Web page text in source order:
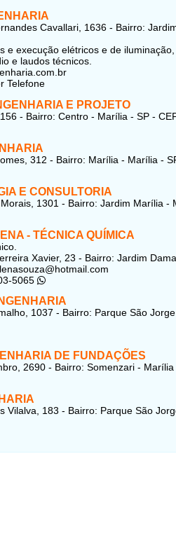
Cavallari, 1636 - Bairro:
e execução elétricos e de
e laudos técnicos.
Telefone
E PROJETO
- Bairro: Centro - Marília - SP -
312 - Bairro: Marília - Marília -
E CONSULTORIA
1301 - Bairro: Jardim Marília -
- TÉCNICA QUÍMICA
Xavier, 23 - Bairro: Jardim
5065
1037 - Bairro: Parque São
DE FUNDAÇÕES
2690 - Bairro: Somenzari -
Vilalva, 183 - Bairro: Parque São